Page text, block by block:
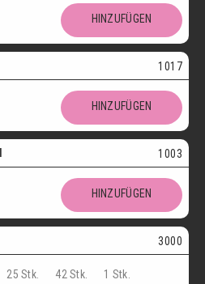
BROTWAREN
HINZUFÜGEN
1017
HINZUFÜGEN
1003
HINZUFÜGEN
3000
25 Stk. 42 Stk. 1 Stk.